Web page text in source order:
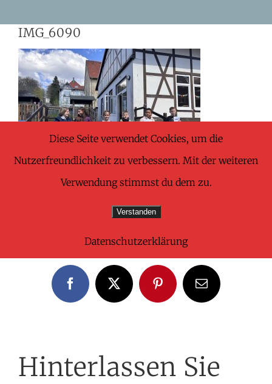
content
IMG_6090
Share This Wonderful Life Event!
FacebookX PinterestE-
Mail
Hinterlassen Sie
Diese Seite verwendet Cookies, um die
Nutzerfreundlichkeit zu verbessern. Mit der weiteren
Verwendung stimmst du dem zu.
Verstanden
Datenschutzerklärung